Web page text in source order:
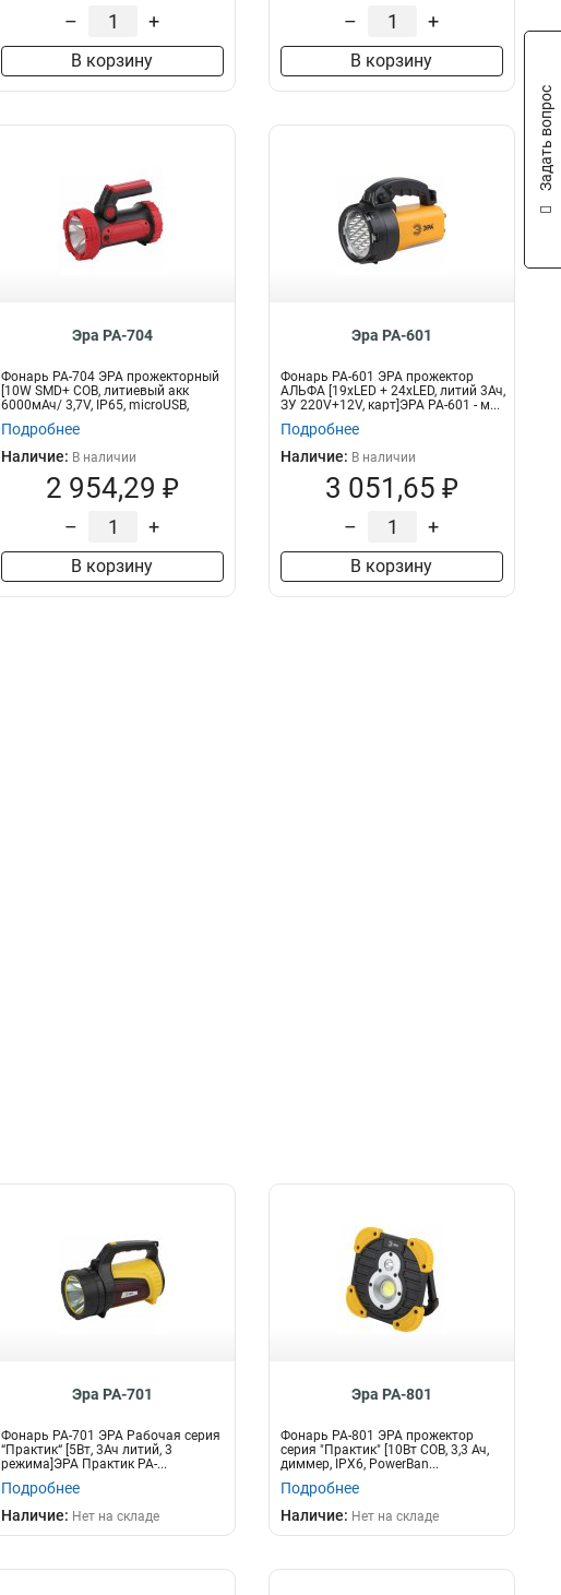
– +
В корзину
– +
В корзину
Эра PA-704
Фонарь PA-704 ЭРА прожекторный
[10W SMD+ COB, литиевый акк
6000мАч/ 3,7V, IP65, microUSB,
Подробнее
Наличие: В наличии
2 954,29 ₽
– +
В корзину
Эра PA-601
Фонарь PA-601 ЭРА прожектор
АЛЬФА [19xLED + 24xLED, литий 3Ач,
ЗУ 220V+12V, карт]ЭРА РА-601 - м...
Подробнее
Наличие: В наличии
3 051,65 ₽
– +
В корзину
Эра PA-701
Фонарь PA-701 ЭРА Рабочая серия
“Практик“ [5Вт, 3Ач литий, 3
режима]ЭРА Практик PA-...
Подробнее
Наличие: Нет на складе
Эра PA-801
Фонарь PA-801 ЭРА прожектор
серия "Практик" [10Вт COB, 3,3 Ач,
диммер, IPX6, PowerBan...
Подробнее
Наличие: Нет на складе
Задать вопрос